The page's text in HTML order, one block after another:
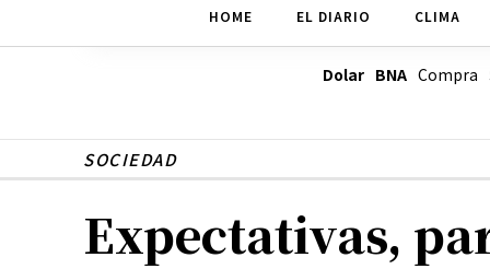
HOME EL DIARIO CLIMA
Dolar BNACompra
SOCIEDAD
Expectativas,